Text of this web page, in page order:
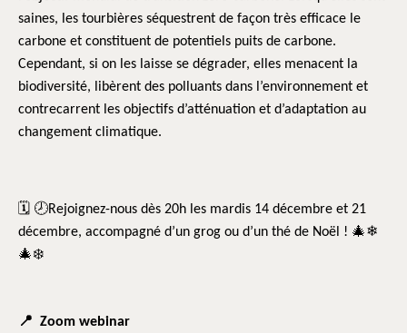
saines, les tourbières séquestrent de façon très efficace le
carbone et constituent de potentiels puits de carbone.
Cependant, si on les laisse se dégrader, elles menacent la
biodiversité, libèrent des polluants dans l’environnement et
contrecarrent les objectifs d’atténuation et d’adaptation au
changement climatique.
🗓 🕗Rejoignez-nous dès 20h les mardis 14 décembre et 21
décembre, accompagné d’un grog ou d’un thé de Noël ! 🎄❄
🎄❄️
📍 Zoom webinar